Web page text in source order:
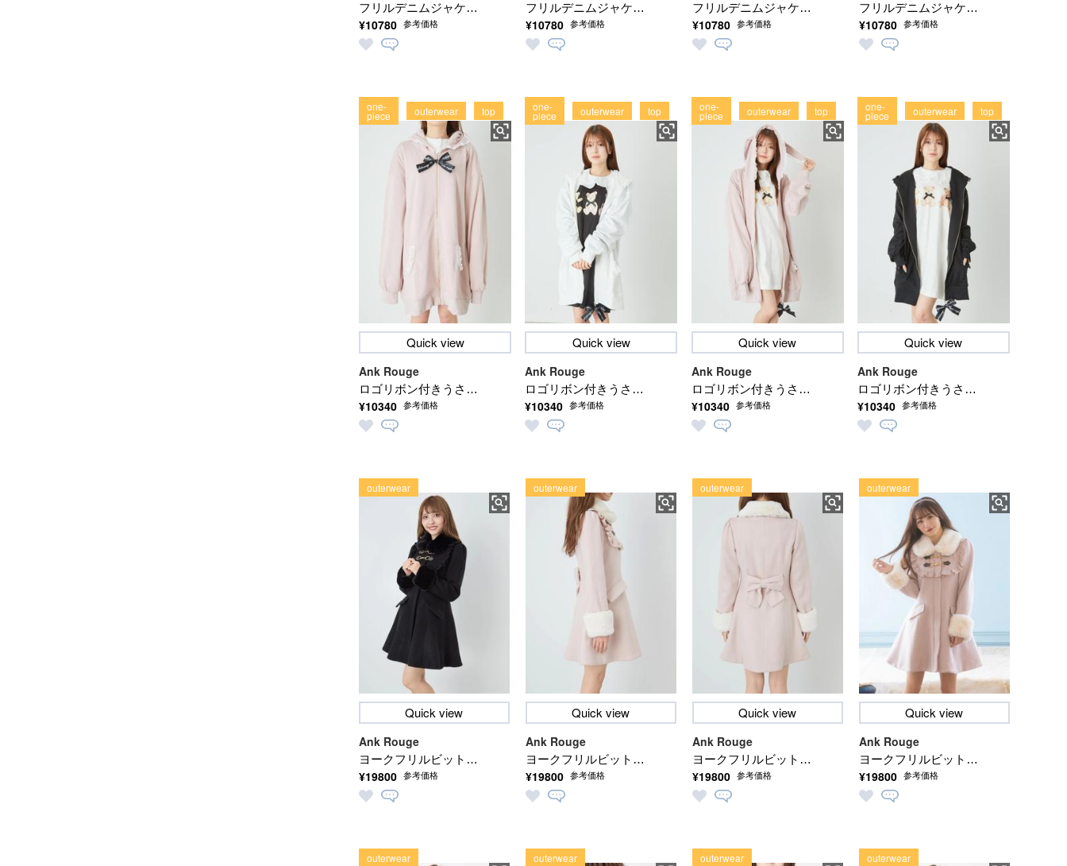
フリルデニムジャケッ
ト
¥10780 参考価格
フリルデニムジャケッ
ト
¥10780 参考価格
フリルデニムジャケッ
ト
¥10780 参考価格
フリルデニムジャケッ
ト
¥10780 参考価格
Quick view
ロゴリボン付きうさ耳
パーカー
Ank Rouge
¥10340 参考価格
one-
piece outerwear top
Quick view
ロゴリボン付きうさ耳
パーカー
Ank Rouge
¥10340 参考価格
one-
piece outerwear top
Quick view
ロゴリボン付きうさ耳
パーカー
Ank Rouge
¥10340 参考価格
one-
piece outerwear top
Quick view
ロゴリボン付きうさ耳
パーカー
Ank Rouge
¥10340 参考価格
one-
piece outerwear top
Quick view
ヨークフリルビットフ
レアコート
Ank Rouge
¥19800 参考価格
outerwear
Quick view
ヨークフリルビットフ
レアコート
Ank Rouge
¥19800 参考価格
outerwear
Quick view
ヨークフリルビットフ
レアコート
Ank Rouge
¥19800 参考価格
outerwear
Quick view
ヨークフリルビットフ
レアコート
Ank Rouge
¥19800 参考価格
outerwear
outerwear outerwear outerwear outerwear